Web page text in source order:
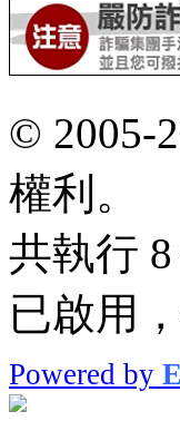
© 2005-
權利。
共執行
已啟用
Powered by